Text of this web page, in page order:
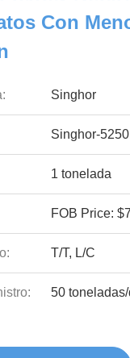
Con
Singhor
Singhor-
1 tonelada
FOB Price:
T/T, L/C
50